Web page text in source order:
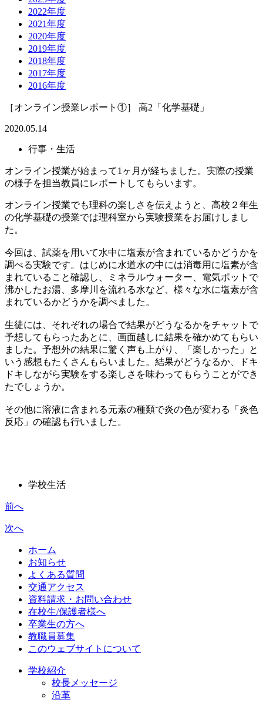
2022年度
2021年度
2020年度
2019年度
2018年度
2017年度
2016年度
［オンライン授業レポート①］ 高2「化学基礎」
2020.05.14
行事・生活
オンライン授業が始まって1ヶ月が経ちました。実際の授業
の様子を担当教員にレポートしてもらいます。
オンライン授業でも理科の楽しさを伝えようと、高校２年生
の化学基礎の授業では理科室から実験授業をお届けしまし
た。
今回は、試薬を用いて水中に塩素が含まれているかどうかを
調べる実験です。はじめに水道水の中には消毒用に塩素が含
まれていること確認し、ミネラルウォーター、電気ポットで
沸かしたお湯、多摩川を流れる水など、様々な水に塩素が含
まれているかどうかを調べました。
生徒には、それぞれの場合で結果がどうなるかをチャットで
予想してもらったあとに、画面越しに結果を確かめてもらい
ました。予想外の結果に驚く声も上がり、「楽しかった」と
いう感想もたくさんもらいました。結果がどうなるか、ドキ
ドキしながら実験をする楽しさを味わってもらうことができ
たでしょうか。
その他に溶液に含まれる元素の種類で炎の色が変わる「炎色
反応」の確認も行いました。
学校生活
前へ
次へ
ホーム
お知らせ
よくある質問
交通アクセス
資料請求・お問い合わせ
在校生/保護者様へ
卒業生の方へ
教職員募集
このウェブサイトについて
学校紹介
校長メッセージ
沿革